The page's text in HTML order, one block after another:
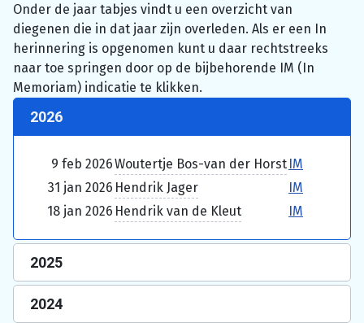
Onder de jaar tabjes vindt u een overzicht van
diegenen die in dat jaar zijn overleden. Als er een In
herinnering is opgenomen kunt u daar rechtstreeks
naar toe springen door op de bijbehorende IM (In
Memoriam) indicatie te klikken.
2026
9 feb 2026Woutertje Bos-van der Horst IM
31 jan 2026 Hendrik Jager
IM
18 jan 2026 Hendrik van de Kleut IM
2025
2024